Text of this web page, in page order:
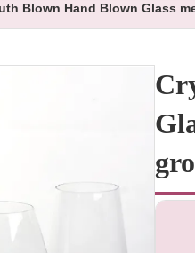
Blown Hand Blown Glass